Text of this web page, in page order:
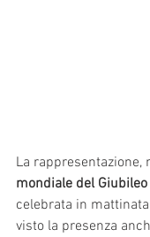
La rappresentazione,
mondiale del
celebrata in
visto la presenza